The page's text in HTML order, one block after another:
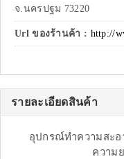
จ.นครปฐม 73220
Url ของร้านค้า : http://
รายละเอียดสินค้า
อุปกรณ์ทำความสะ
ความ